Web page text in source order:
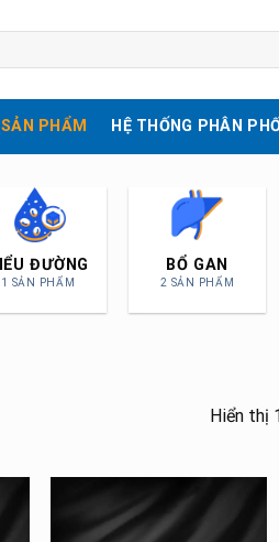
SẢN PHẨM HỆ THỐNG PHÂN
ĐỀ KHÁNG
2 SẢN PHẨM
HÔ HẤP
3 SẢN PHẨM
Hiển thị